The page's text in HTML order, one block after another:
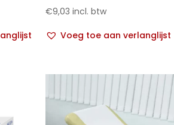
€9,03 incl. btw
Voeg toe aan verlanglijst